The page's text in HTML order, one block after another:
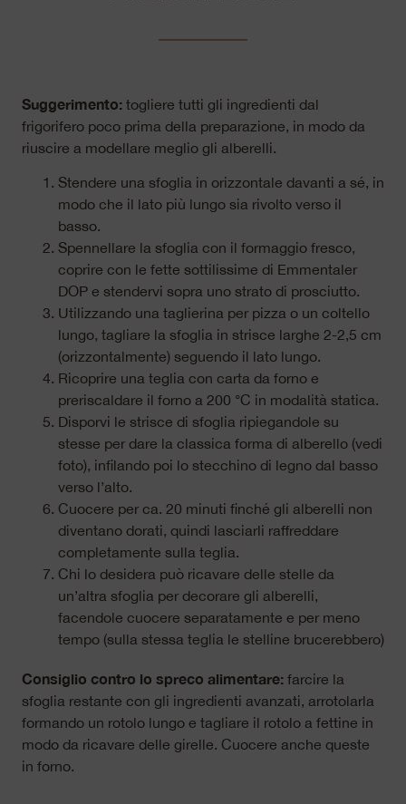
Suggerimento: togliere tutti gli ingredienti dal
frigorifero poco prima della preparazione, in modo da
riuscire a modellare meglio gli alberelli.
Stendere una sfoglia in orizzontale davanti a sé, in
modo che il lato più lungo sia rivolto verso il
basso.
Spennellare la sfoglia con il formaggio fresco,
coprire con le fette sottilissime di Emmentaler
DOP e stendervi sopra uno strato di prosciutto.
Utilizzando una taglierina per pizza o un coltello
lungo, tagliare la sfoglia in strisce larghe 2-2,5 cm
(orizzontalmente) seguendo il lato lungo.
Ricoprire una teglia con carta da forno e
preriscaldare il forno a 200 °C in modalità statica.
Disporvi le strisce di sfoglia ripiegandole su
stesse per dare la classica forma di alberello (vedi
foto), infilando poi lo stecchino di legno dal basso
verso l’alto.
Cuocere per ca. 20 minuti finché gli alberelli non
diventano dorati, quindi lasciarli raffreddare
completamente sulla teglia.
Chi lo desidera può ricavare delle stelle da
un’altra sfoglia per decorare gli alberelli,
facendole cuocere separatamente e per meno
tempo (sulla stessa teglia le stelline brucerebbero)
Consiglio contro lo spreco alimentare: farcire la
sfoglia restante con gli ingredienti avanzati, arrotolarla
formando un rotolo lungo e tagliare il rotolo a fettine in
modo da ricavare delle girelle. Cuocere anche queste
in forno.